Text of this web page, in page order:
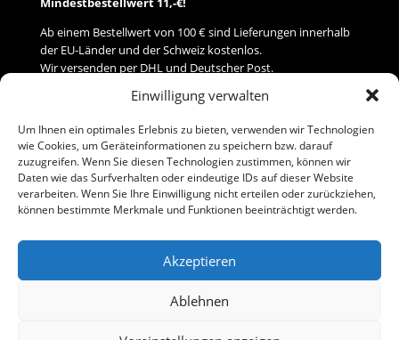
Einwilligung verwalten
Um Ihnen ein optimales Erlebnis zu bieten, verwenden wir Technologien
wie Cookies, um Geräteinformationen zu speichern bzw. darauf
zuzugreifen. Wenn Sie diesen Technologien zustimmen, können wir
Daten wie das Surfverhalten oder eindeutige IDs auf dieser Website
verarbeiten. Wenn Sie Ihre Einwilligung nicht erteilen oder zurückziehen,
können bestimmte Merkmale und Funktionen beeinträchtigt werden.
Akzeptieren
Ablehnen
Ab einem Bestellwert von 100 € sind Lieferungen innerhalb
der EU-Länder und der Schweiz kostenlos.
Wir versenden per DHL und Deutscher Post.
Versand
Zahlung
Baumann Modellspielwaren
Telefon (0 91 61) 33 84